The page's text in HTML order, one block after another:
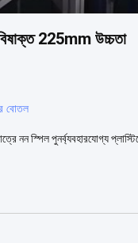
225mm উচ্চতা
বোতল
স্পিল পুনর্ব্যবহারযোগ্য